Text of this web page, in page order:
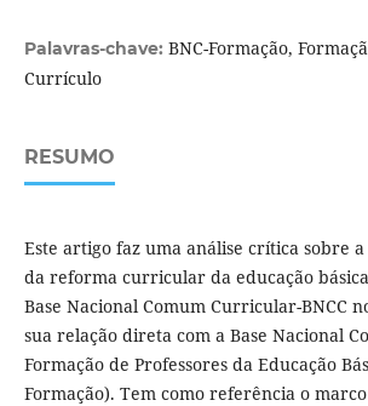
Palavras-chave: BNC-Formação,
Currículo
RESUMO
Este artigo faz uma análise crítica sobre
da reforma curricular da educação
Base Nacional Comum Curricular-BNCC
sua relação direta com a Base Nacional
Formação de Professores da Educação
Formação). Tem como referência o